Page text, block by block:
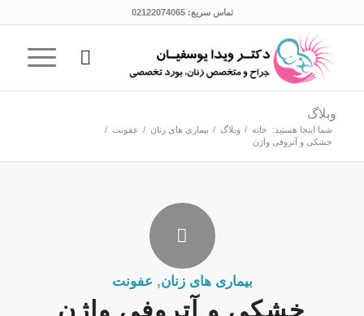
تماس سریع:02122074065
وبلاگ
شما اینجا هستید: خانه / وبلاگ / بیماری های زنان / عفونت /
خشکی و آتروفی واژن
بیماری های زنان,عفونت
خشکی و آتروفی واژن